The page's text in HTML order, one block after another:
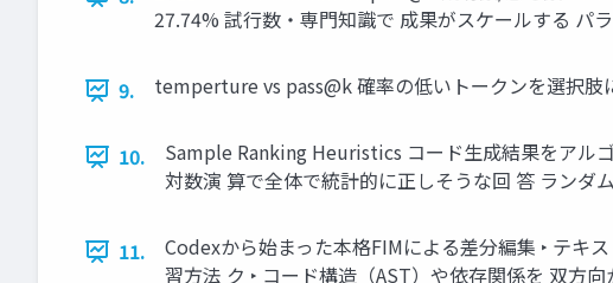
27.74% 試行数・専門知識で 成果がスケールする パ
9. temperture vs pass@k 確率の低いトークンを選択
10.
Sample Ranking Heuristics コード生成結果をアル
対数演 算で全体で統計的に正しそうな回 答 ランダ
11.
Codexから始まった本格FIMによる差分編集 ‣ テキ
習方法 ク ‣ コード構造（AST）や依存関係を 双方